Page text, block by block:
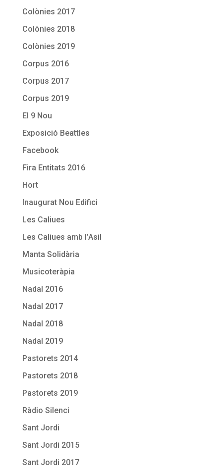
Colònies 2017
Colònies 2018
Colònies 2019
Corpus 2016
Corpus 2017
Corpus 2019
El 9 Nou
Exposició Beattles
Facebook
Fira Entitats 2016
Hort
Inaugurat Nou Edifici
Les Caliues
Les Caliues amb l’Asil
Manta Solidària
Musicoteràpia
Nadal 2016
Nadal 2017
Nadal 2018
Nadal 2019
Pastorets 2014
Pastorets 2018
Pastorets 2019
Ràdio Silenci
Sant Jordi
Sant Jordi 2015
Sant Jordi 2017